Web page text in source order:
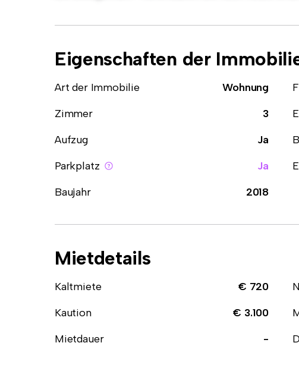
Eigenschaften der
Art der Immobilie Wohnung
Zimmer
3
Aufzug
Ja
Parkplatz
Ja
Baujahr
2018
Mietdetails
Kaltmiete € 720
Kaution
€ 3.100
Mietdauer
-